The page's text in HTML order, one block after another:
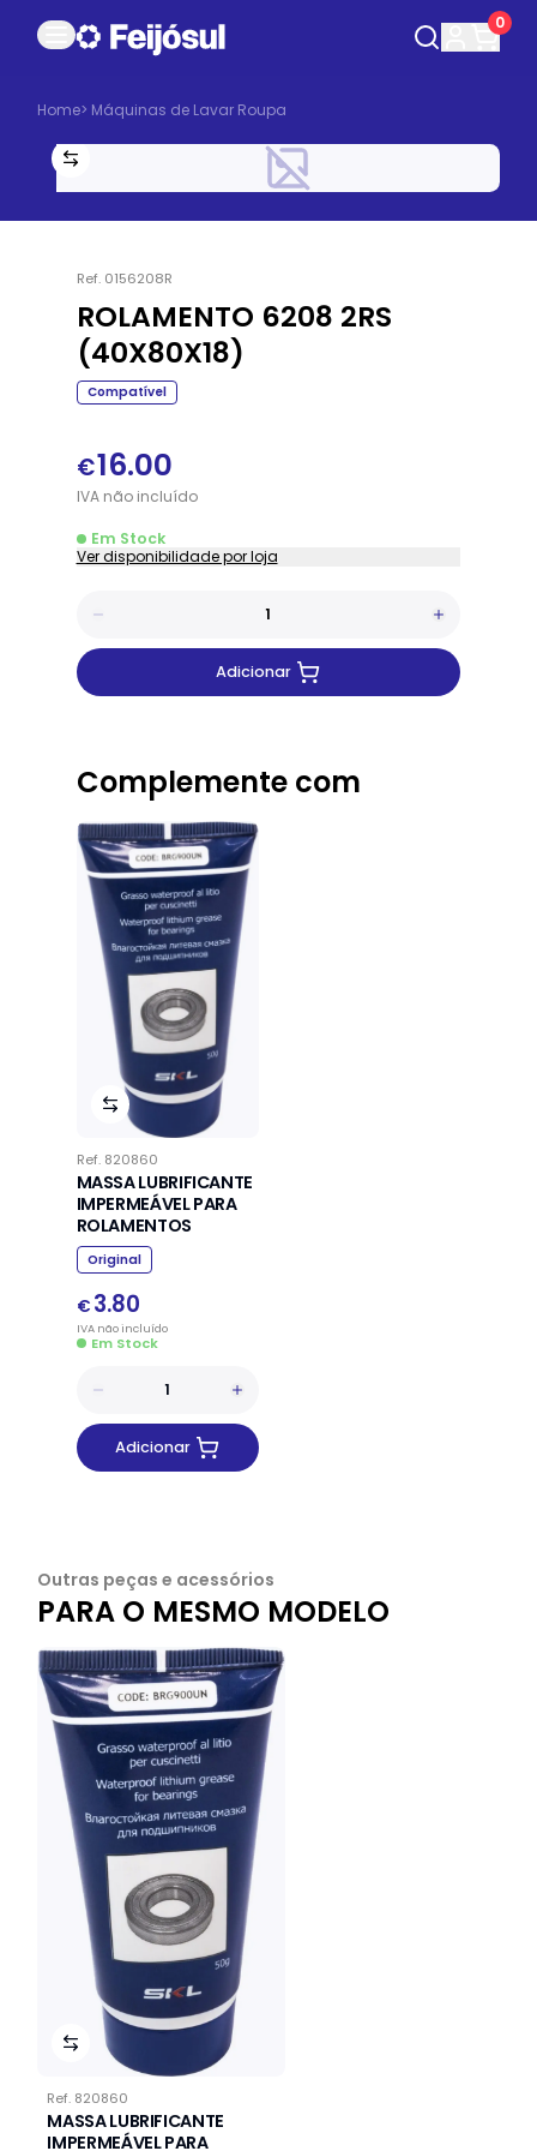
0
Home> Máquinas de Lavar Roupa
Ref. 0156208R
ROLAMENTO 6208 2RS
(40X80X18)
Compatível
€16.00
IVAnãoincluído
Em Stock
Ver disponibilidade por loja
Adicionar
Complemente com
Ref. 820860
MASSA LUBRIFICANTE
IMPERMEÁVEL PARA
ROLAMENTOS
Original
€ 3.80
IVAnãoincluído
Em Stock
Adicionar
Outras peças e acessórios
PARA O MESMO MODELO
Ref. 820860
MASSA LUBRIFICANTE
IMPERMEÁVEL PARA